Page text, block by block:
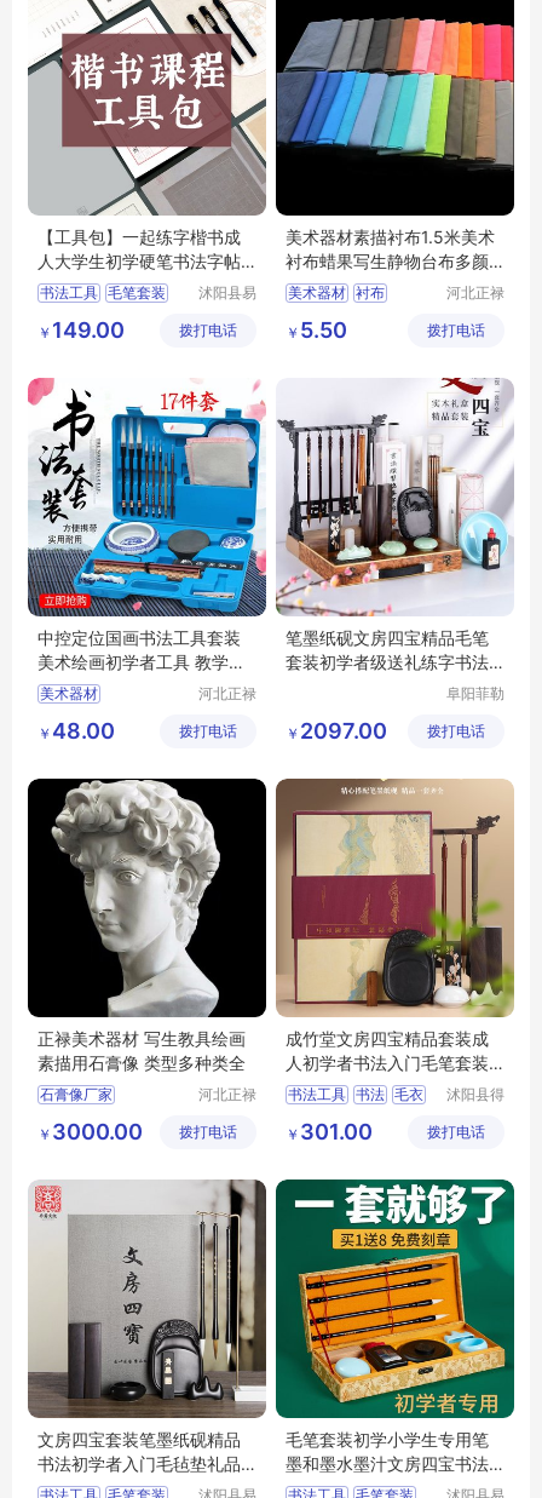
【工具包】一起练字楷书成
人大学生初学硬笔书法字帖
练字文具套装
书法工具 毛笔套装
沭阳县易
子商务有
￥ 149.00 拨打电话
美术器材素描衬布1.5米美术
衬布蜡果写生静物台布多颜
色可选
美术器材 衬布
教学设备
河北正禄
制造有限
￥ 5.50 拨打电话
中控定位国画书法工具套装
美术绘画初学者工具 教学设
备
美术器材
书法工具 教学设备
河北正禄
制造有限
￥ 48.00 拨打电话
笔墨纸砚文房四宝精品毛笔
套装初学者级送礼练字书法
阜阳菲勒
公司
￥ 2097.00 拨打电话
正禄美术器材 写生教具绘画
素描用石膏像 类型多种类全
石膏像厂家
美术教具器材
河北正禄
制造有限
￥ 3000.00 拨打电话
成竹堂文房四宝精品套装成
人初学者书法入门毛笔套装
墨水墨汁书法
书法工具 书法 毛衣
沭阳县得
子商务有
￥ 301.00 拨打电话
文房四宝套装笔墨纸砚精品
书法初学者入门毛毡垫礼品
用品砚台工具
毛笔套装初学小学生专用笔
墨和墨水墨汁文房四宝书法
课字帖毛笔字